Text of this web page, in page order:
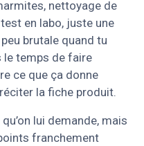
nettoyage de
en labo, juste une
brutale quand tu
le temps de faire
ce que ça donne
la fiche produit.
lui demande, mais
franchement